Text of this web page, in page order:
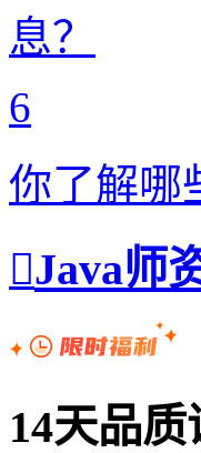
息？
6
你了解哪
Java师
14天品